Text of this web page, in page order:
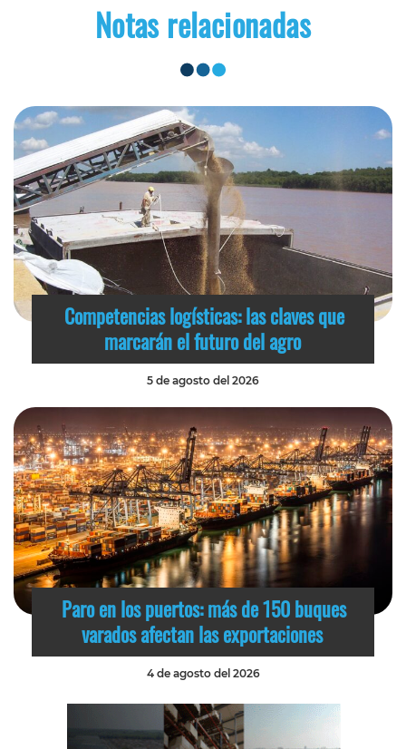
Notas relacionadas
Competencias logísticas: las claves que
marcarán el futuro del agro
5 de agosto del 2026
Paro en los puertos: más de 150 buques
varados afectan las exportaciones
4 de agosto del 2026